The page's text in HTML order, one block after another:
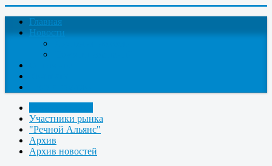
Главная
Новости
Участники рынка
"Речной Альянс"
Архив
Архив новостей